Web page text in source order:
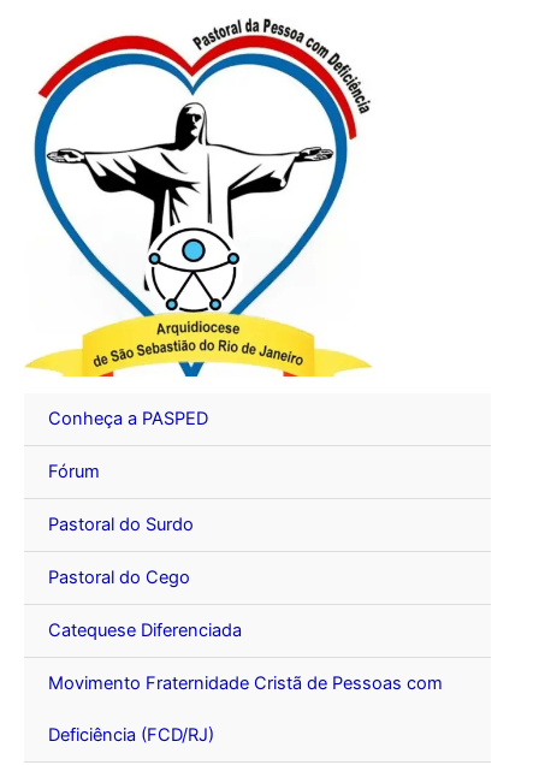
conteúdo
Conheça a PASPED
Fórum
Pastoral do Surdo
Pastoral do Cego
Catequese Diferenciada
Movimento Fraternidade Cristã de Pessoas com
Deficiência (FCD/RJ)